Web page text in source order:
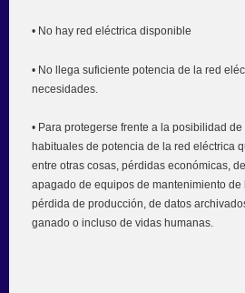
• No hay red eléctrica disponible
• No llega suficiente potencia de la red
necesidades.
• Para protegerse frente a la posibilidad
habituales de potencia de la red eléctrica
entre otras cosas, pérdidas económicas,
apagado de equipos de mantenimiento de
pérdida de producción, de datos
ganado o incluso de vidas humanas.